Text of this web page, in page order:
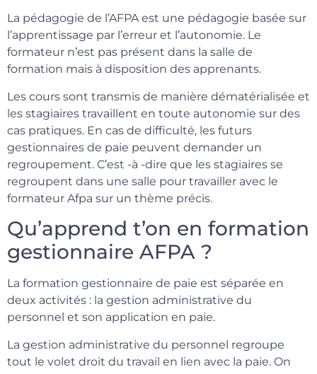
La pédagogie de l’AFPA est une pédagogie basée sur
l’apprentissage par l’erreur et l’autonomie. Le
formateur n’est pas présent dans la salle de
formation mais à disposition des apprenants.
Les cours sont transmis de manière dématérialisée et
les stagiaires travaillent en toute autonomie sur des
cas pratiques. En cas de difficulté, les futurs
gestionnaires de paie peuvent demander un
regroupement. C’est -à -dire que les stagiaires se
regroupent dans une salle pour travailler avec le
formateur Afpa sur un thème précis.
Qu’apprend t’on en formation
gestionnaire AFPA ?
La formation gestionnaire de paie est séparée en
deux activités : la gestion administrative du
personnel et son application en paie.
La gestion administrative du personnel regroupe
tout le volet droit du travail en lien avec la paie. On